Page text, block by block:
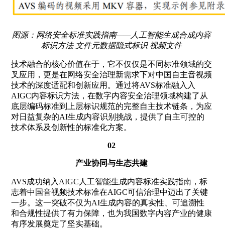
图源：网络安全标准实践指南——人工智能生成合成内容
标识方法 文件元数据隐式标识 视频文件
技术融合的核心价值在于，它不仅仅是不同标准领域的交
叉应用，更是在网络安全治理新需求下对中国自主音视频
技术的深度适配和创新应用。通过将AVS标准融入入
AIGC内容标识方法，在数字内容安全治理领域构建了从
底层编码标准到上层标识规范的完整自主技术链条，为应
对日益复杂的AI生成内容识别挑战，提供了自主可控的
技术体系及创新性的标准化方案。
02
产业协同与生态共建
AVS成功纳入AIGC人工智能生成内容标准实践指南，标
志着中国音视频技术标准在AIGC可信治理中迈出了关键
一步。这一突破不仅为AI生成内容的真实性、可追溯性
和合规性提供了有力保障，也为我国数字内容产业的健康
有序发展奠定了坚实基础。